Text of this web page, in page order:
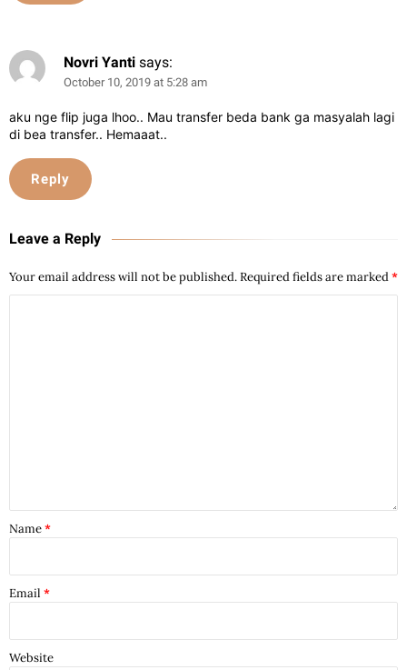
Novri Yanti says:
October 10, 2019 at 5:28 am
aku nge flip juga lhoo.. Mau transfer beda bank ga masyalah lagi
di bea transfer.. Hemaaat..
Reply
Leave a Reply
Your email address will not be published.Required fields are marked*
Name*
Email *
Website